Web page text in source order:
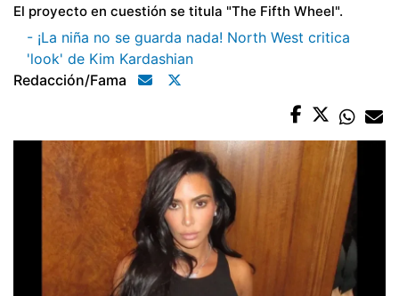
El proyecto en cuestión se titula "The Fifth Wheel".
- ¡La niña no se guarda nada! North West critica
'look' de Kim Kardashian
Redacción/fama